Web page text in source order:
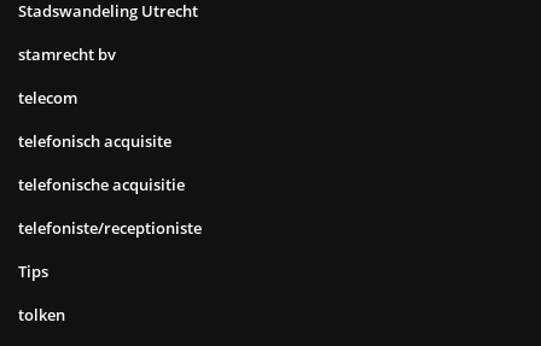
Stadswandeling Utrecht
stamrecht bv
telecom
telefonisch acquisite
telefonische acquisitie
telefoniste/receptioniste
Tips
tolken